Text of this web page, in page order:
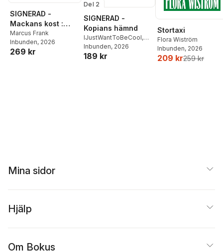
SIGNERAD -
Mackans kost :
Middagar och
matlådor
Marcus Frank
Inbunden, 2026
269 kr
Del 2
SIGNERAD -
Kopians hämnd
IJustWantToBeCool,
Joel Adolphson
Ejdemo Beer
Inbunden, 2026
189 kr
Stortaxi
Flora Wiström
Inbunden, 2026
209 kr259 kr
Mina sidor
Hjälp
Om Bokus